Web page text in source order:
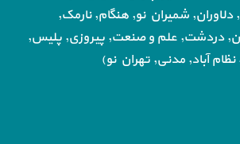
دلاوران, شمیران نو, هنگام, نارمک,
دردشت, علم و صنعت, پیروزی, پلیس,
آباد, مدنی, تهران نو)